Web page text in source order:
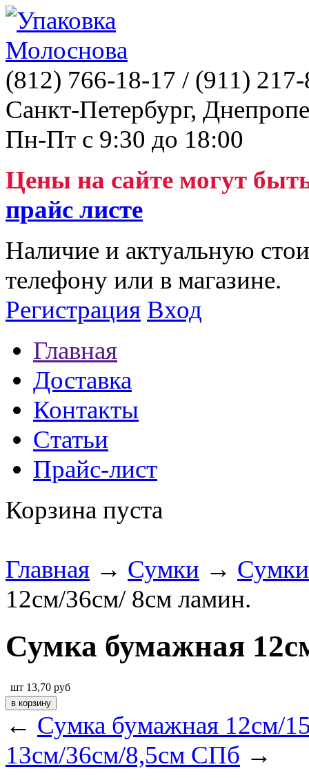
(812) 766-18-17 / (911)
Санкт-Петербург,
Пн-Пт с 9:30 до 18:00
Цены на сайте могут
прайс листе
Наличие и актуальную
телефону или в магазине.
Регистрация Вход
Главная
Доставка
Контакты
Статьи
Прайс-лист
Корзина пуста
Главная → Сумки →
12см/36см/ 8см ламин.
Сумка бумажная
шт 13,70 руб
← Сумка бумажная 12см/
13см/36см/8,5см СПб →